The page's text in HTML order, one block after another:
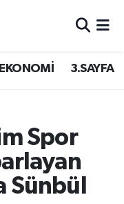
EKONOMİ 3.SAYFA
Spor
Sünbül
Fikstür